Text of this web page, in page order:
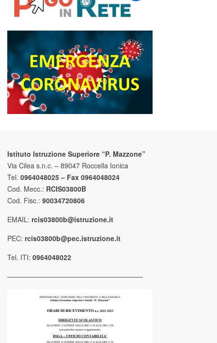
Istituto Istruzione Superiore “P. Mazzone”
Via Cilea s.n.c. – 89047 Roccella Ionica
Tel. 0964048025 – Fax 0964048024
Cod. Mecc.: RCIS03800B
Cod. Fisc.: 90034720806
EMAIL: rcis03800b@istruzione.it
PEC: rcis03800b@pec.istruzione.it
Tel. ITI: 0964048022
————————————————————